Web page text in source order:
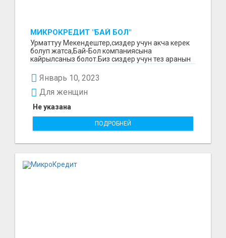
МИКРОКРЕДИТ "БАЙ БОЛ"
Урматтуу Мекендештер,сиздер учун акча керек
болуп жатса,Бай-Бол компаниясына
кайрылсаныз болот.Биз сиздер учун тез аранын
Январь 10, 2023
Не указана
Для женщин
ПОДРОБНЕЙ